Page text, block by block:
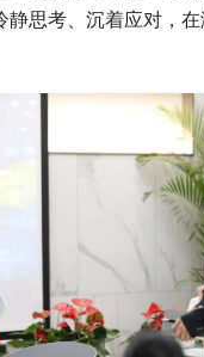
静思考、沉着应对，